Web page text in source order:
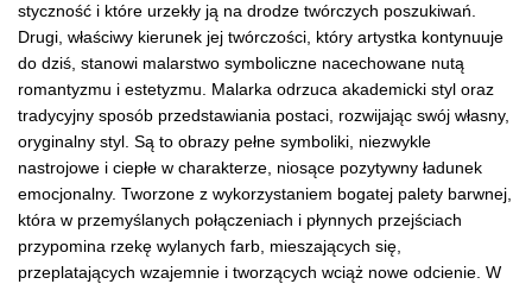
styczność i które urzekły ją na drodze twórczych poszukiwań.
Drugi, właściwy kierunek jej twórczości, który artystka kontynuuje
do dziś, stanowi malarstwo symboliczne nacechowane nutą
romantyzmu i estetyzmu. Malarka odrzuca akademicki styl oraz
tradycyjny sposób przedstawiania postaci, rozwijając swój własny,
oryginalny styl. Są to obrazy pełne symboliki, niezwykle
nastrojowe i ciepłe w charakterze, niosące pozytywny ładunek
emocjonalny. Tworzone z wykorzystaniem bogatej palety barwnej,
która w przemyślanych połączeniach i płynnych przejściach
przypomina rzekę wylanych farb, mieszających się,
przeplatających wzajemnie i tworzących wciąż nowe odcienie. W